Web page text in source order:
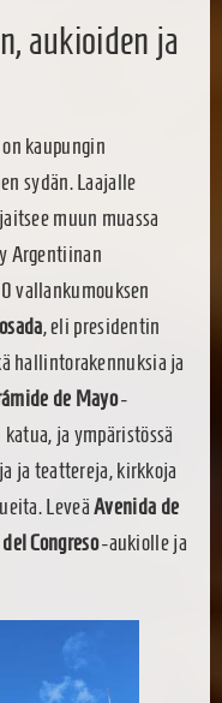
aukioiden ja
kaupungin
sydän. Laajalle
muun muassa
Argentiinan
vallankumouksen
, eli presidentin
hallintorakennuksia ja
de Mayo-
ja ympäristössä
ja teattereja, kirkkoja
LeveäAvenida de
Congreso-aukiolle ja